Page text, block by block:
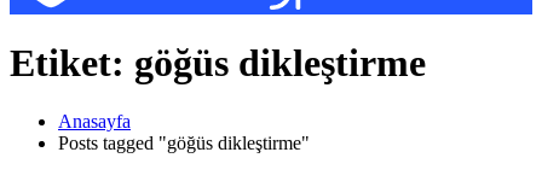
Etiket: göğüs dikleştirme
Anasayfa
Posts tagged "göğüs dikleştirme"